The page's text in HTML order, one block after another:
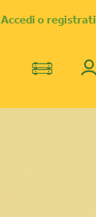
Accedi o registrati